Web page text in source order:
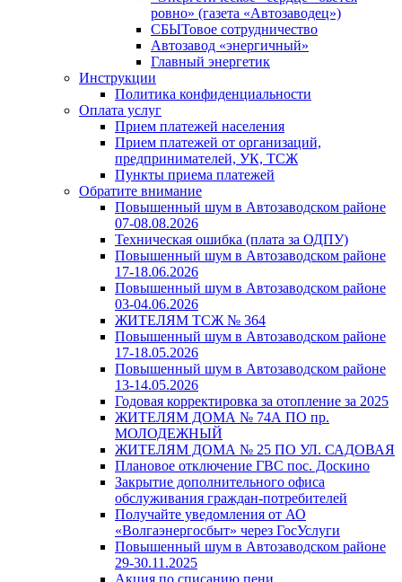
ровно» (газета «Автозаводец»)
СБЫТовое сотрудничество
Автозавод «энергичный»
Главный энергетик
Инструкции
Политика конфиденциальности
Оплата услуг
Прием платежей населения
Прием платежей от организаций,
предпринимателей, УК, ТСЖ
Пункты приема платежей
Обратите внимание
Повышенный шум в Автозаводском районе
07-08.08.2026
Техническая ошибка (плата за ОДПУ)
Повышенный шум в Автозаводском районе
17-18.06.2026
Повышенный шум в Автозаводском районе
03-04.06.2026
ЖИТЕЛЯМ ТСЖ № 364
Повышенный шум в Автозаводском районе
17-18.05.2026
Повышенный шум в Автозаводском районе
13-14.05.2026
Годовая корректировка за отопление за 2025
ЖИТЕЛЯМ ДОМА № 74А ПО пр.
МОЛОДЕЖНЫЙ
ЖИТЕЛЯМ ДОМА № 25 ПО УЛ. САДОВАЯ
Плановое отключение ГВС пос. Доскино
Закрытие дополнительного офиса
обслуживания граждан-потребителей
Получайте уведомления от АО
«Волгаэнергосбыт» через ГосУслуги
Повышенный шум в Автозаводском районе
29-30.11.2025